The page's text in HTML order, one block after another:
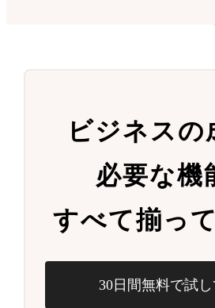
ビジネスの
必要な機
すべて揃っ
30日間無料で試